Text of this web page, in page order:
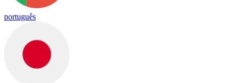
português